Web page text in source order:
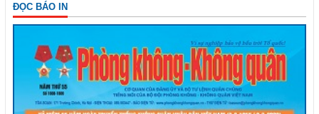
ĐỌC BÁO IN